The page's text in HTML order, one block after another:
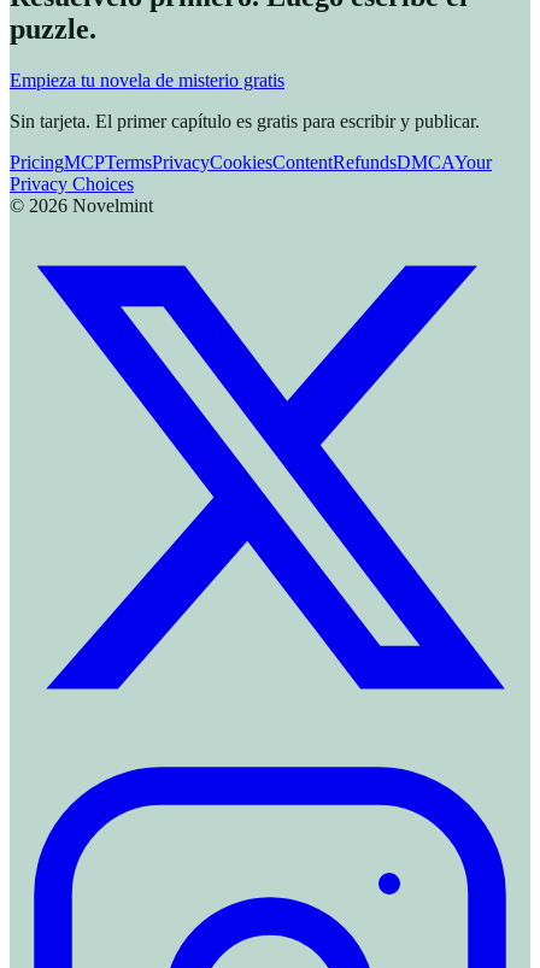
puzzle.
Empieza tu novela de misterio gratis
Sin tarjeta. El primer capítulo es gratis para escribir y publicar.
PricingMCPTermsPrivacyCookiesContentRefundsDMCAYour
Privacy Choices
© 2026 Novelmint